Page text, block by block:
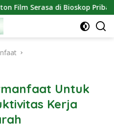
di Bioskop Pribadi
Untuk
Kerja